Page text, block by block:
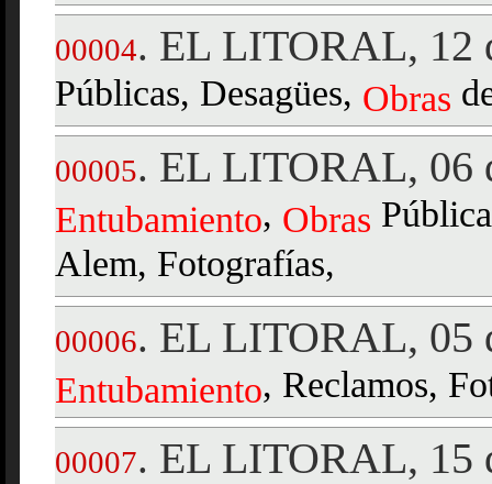
00004. EL LITORAL, 12
Públicas, Desagües, Obras
00005. EL LITORAL, 06
Entubamiento, Obras
Alem, Fotografías,
00006. EL LITORAL, 05
Entubamiento, Reclamos,
00007. EL LITORAL, 15